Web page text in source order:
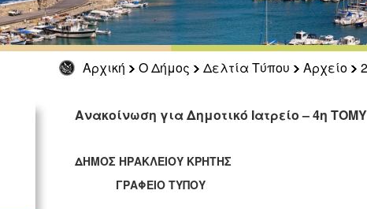
Αρχική Ο Δήμος Δελτία Τύπου Αρχείο
Ανακοίνωση για Δημοτικό Ιατρείο – 4η ΤΟΜΥ
ΔΗΜΟΣ ΗΡΑΚΛΕΙΟΥ ΚΡΗΤΗΣ
ΓΡΑΦΕΙΟ ΤΥΠΟΥ